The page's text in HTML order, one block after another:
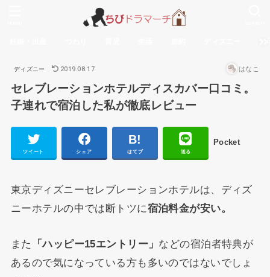
ディズニー 2019.08.17 はなこ
セレブレーションホテルディスカバー口コミ。
子連れで宿泊した私が徹底レビュー
ツイート シェア はてブ 送る
Pocket
東京ディズニーセレブレーションホテルは、ディズ
ニーホテルの中では断トツに宿泊料金が安い。
また 「ハッピー15エントリー」 などの宿泊者特典が
あるので気になっている方も多いのではないでしょ